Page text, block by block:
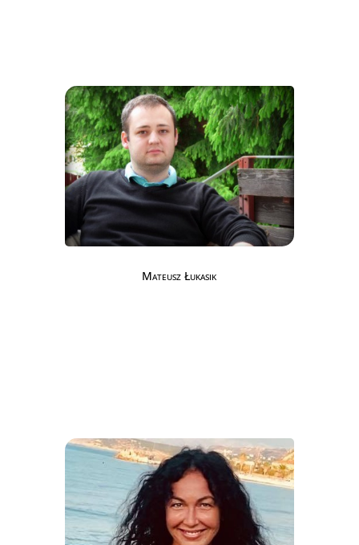
Mateusz Łukasik